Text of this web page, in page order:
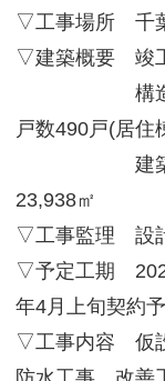
▽工事場所 千
▽建築概要 竣
構造・規
戸数490戸(居住
建築面積
23,938㎡
▽工事監理 設
▽予定工期
年4月上旬契約予
▽工事内容 仮設